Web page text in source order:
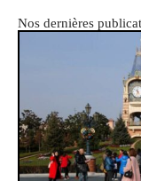
Nos dernières